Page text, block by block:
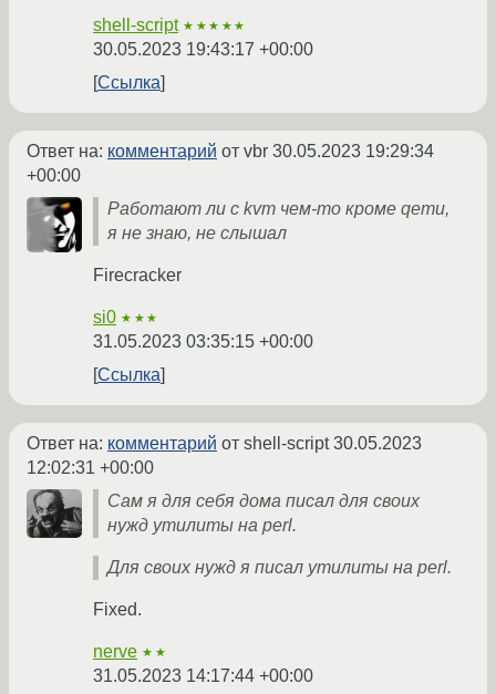
shell-script ★★★★★
30.05.2023 19:43:17 +00:00
Ссылка
Ответ на: комментарий от vbr 30.05.2023 19:29:34
+00:00
Работают ли с kvm чем-то кроме qemu,
я не знаю, не слышал
Firecracker
si0 ★★★
31.05.2023 03:35:15 +00:00
Ссылка
Ответ на: комментарий от shell-script30.05.2023
12:02:31 +00:00
Сам я для себя дома писал для своих
нужд утилиты на perl.
Для своих нужд я писал утилиты на perl.
Fixed.
nerve ★★
31.05.2023 14:17:44 +00:00